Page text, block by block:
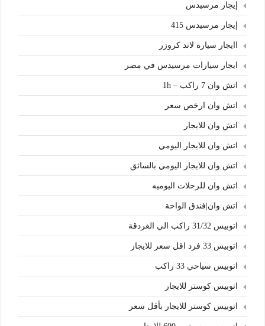
إيجار مرسيدس
إيجار مرسيدس 415
اايجار سيارة لاند كروزر
ابجار سيارات مرسيدس في مصر
اتش وان 7 راكب – 1h
اتش وان ارخص سعر
اتش وان للايجار
اتش وان للايجار اليومي
اتش وان للايجار اليومي بالسائق
اتش وان للرحلات اليوميه
اتش وان|فندق الواحة
اتوبيس 31/32 راكب الي الغردقة
اتوبيس 33 فرد اقل سعر للايجار
اتوبيس سياحي 33 راكب
اتوبيس كوستر للايجار
اتوبيس كوستر للايجار بأقل سعر